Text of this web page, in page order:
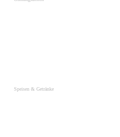
Speisen & Getränke